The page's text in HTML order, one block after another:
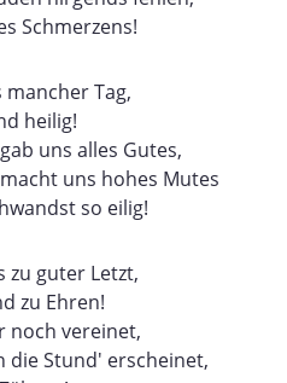
Schmerzens!
Tag,
heilig!
uns alles Gutes,
uns hohes Mutes
so eilig!
zu guter Letzt,
zu Ehren!
noch vereinet,
die Stund' erscheinet,